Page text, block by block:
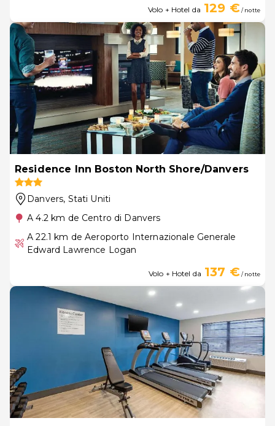
Volo + Hotel da 129 €/ notte
Residence Inn Boston North Shore/Danvers
Danvers, Stati Uniti
A 4.2 km de Centro di Danvers
A 22.1 km de Aeroporto Internazionale Generale
Edward Lawrence Logan
Volo + Hotel da 137 €/ notte